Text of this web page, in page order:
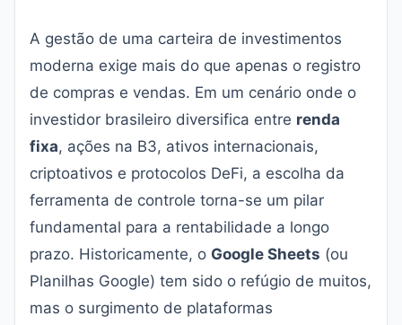
A gestão de uma carteira de investimentos
moderna exige mais do que apenas o registro
de compras e vendas. Em um cenário onde o
investidor brasileiro diversifica entre renda
fixa, ações na B3, ativos internacionais,
criptoativos e protocolos DeFi, a escolha da
ferramenta de controle torna-se um pilar
fundamental para a rentabilidade a longo
prazo. Historicamente, o Google Sheets (ou
Planilhas Google) tem sido o refúgio de muitos,
mas o surgimento de plataformas